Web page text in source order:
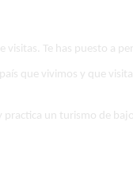
Te has puesto a
que vivimos y que
un turismo de